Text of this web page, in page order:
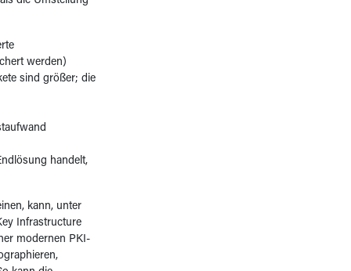
werden)
sind größer; die
handelt,
kann, unter
Infrastructure
modernen PKI-